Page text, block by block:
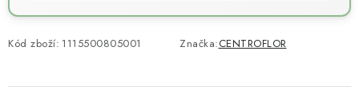
Kód zboží: 1115500805001 Značka:CENTROFLOR